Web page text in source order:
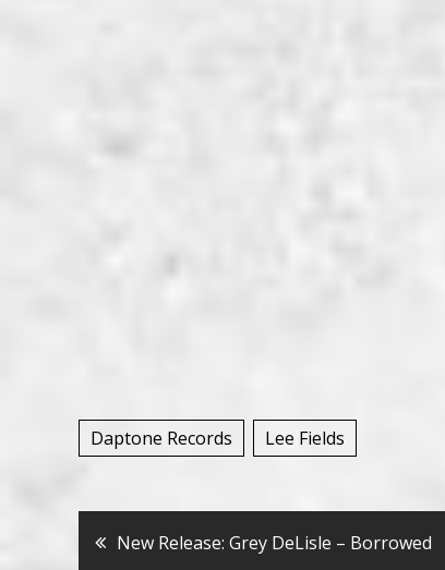
Daptone Records Lee Fields
Bericht
New Release: Grey DeLisle – Borrowed